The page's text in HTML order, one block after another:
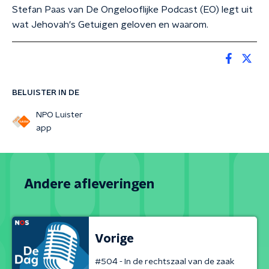
BELUISTER IN DE
NPO Luister
app
Stefan Paas van De Ongelooflijke Podcast (EO) legt uit
wat Jehovah's Getuigen geloven en waarom.
Andere afleveringen
Vorige
#504 - In de rechtszaal van de zaak